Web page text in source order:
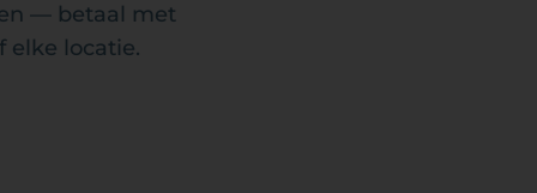
— betaal met
elke locatie.